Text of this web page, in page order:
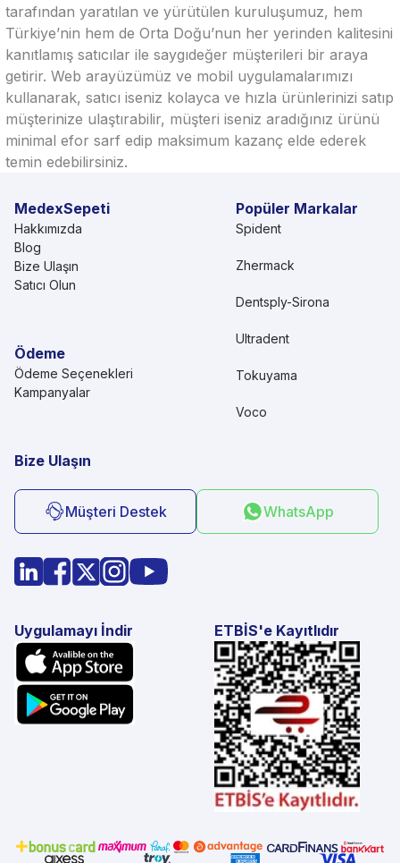
tarafından yaratılan ve yürütülen kuruluşumuz, hem
Türkiye’nin hem de Orta Doğu’nun her yerinden kalitesini
kanıtlamış satıcılar ile saygıdeğer müşterileri bir araya
getirir. Web arayüzümüz ve mobil uygulamalarımızı
kullanarak, satıcı iseniz kolayca ve hızla ürünlerinizi satıp
müşterinize ulaştırabilir, müşteri iseniz aradığınız ürünü
minimal efor sarf edip maksimum kazanç elde ederek
temin edebilirsiniz.
MedexSepeti
Hakkımızda
Blog
Bize Ulaşın
Satıcı Olun
Ödeme
Ödeme Seçenekleri
Kampanyalar
Popüler Markalar
Spident
Zhermack
Dentsply-Sirona
Ultradent
Tokuyama
Voco
Bize Ulaşın
Müşteri Destek WhatsApp
Uygulamayı İndir ETBİS'e Kayıtlıdır